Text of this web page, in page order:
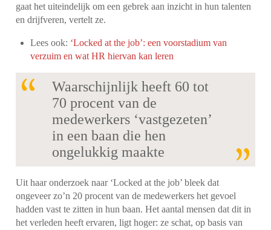
gaat het uiteindelijk om een gebrek aan inzicht in hun talenten
en drijfveren, vertelt ze.
Lees ook: ‘Locked at the job’: een voorstadium van
verzuim en wat HR hiervan kan leren
Waarschijnlijk heeft 60 tot
70 procent van de
medewerkers ‘vastgezeten’
in een baan die hen
ongelukkig maakte
Uit haar onderzoek naar ‘Locked at the job’ bleek dat
ongeveer zo’n 20 procent van de medewerkers het gevoel
hadden vast te zitten in hun baan. Het aantal mensen dat dit in
het verleden heeft ervaren, ligt hoger: ze schat, op basis van